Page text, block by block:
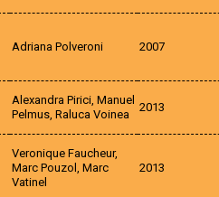
Adriana Polveroni 2007
Alexandra Pirici, Manuel
Pelmus, Raluca Voinea
2013
Veronique Faucheur,
Marc Pouzol, Marc
Vatinel
2013